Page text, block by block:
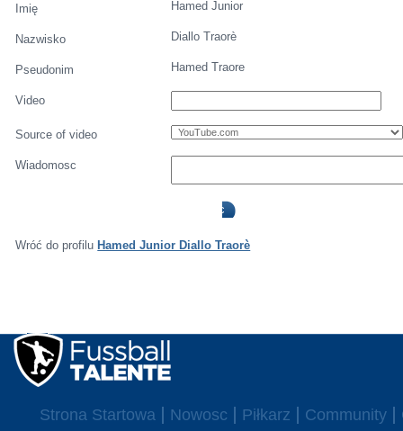
Imię Hamed Junior
Nazwisko Diallo Traorè
Pseudonim Hamed Traore
Video
Source of video
Wiadomosc
Wróć do profilu Hamed Junior Diallo Traorè
Strona Startowa Nowosc Piłkarz Community